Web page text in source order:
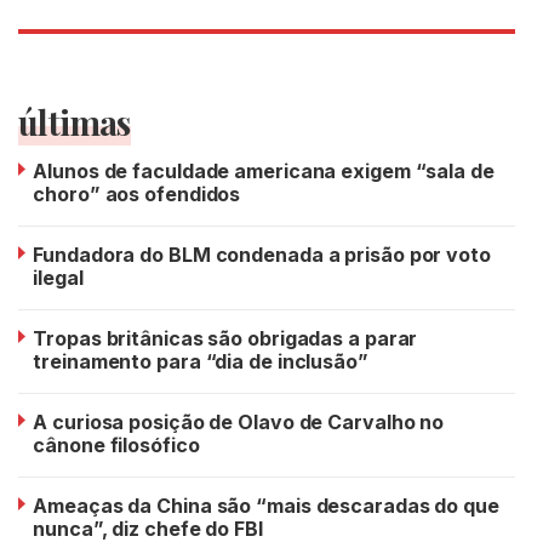
últimas
Alunos de faculdade americana exigem “sala de
choro” aos ofendidos
Fundadora do BLM condenada a prisão por voto
ilegal
Tropas britânicas são obrigadas a parar
treinamento para “dia de inclusão”
A curiosa posição de Olavo de Carvalho no
cânone filosófico
Ameaças da China são “mais descaradas do que
nunca”, diz chefe do FBI